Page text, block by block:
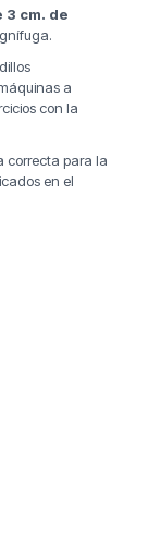
3 cm. de
a
con la
correcta para la
en el